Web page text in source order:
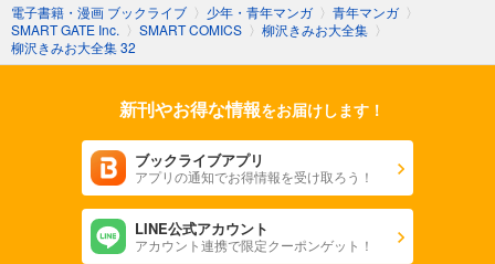
電子書籍・漫画 ブックライブ 〉 少年・青年マンガ 〉 青年マンガ 〉
SMART GATE Inc. 〉 SMART COMICS 〉 柳沢きみお大全集 〉
柳沢きみお大全集 32
新刊やお得な情報をお届けします！
ブックライブアプリ
アプリの通知でお得情報を受け取ろう！
LINE公式アカウント
アカウント連携で限定クーポンゲット！